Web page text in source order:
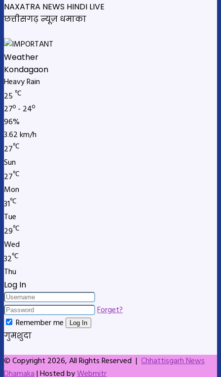
NAXATRA NEWS HINDI LIVE
छत्तीसगढ़ न्यूज़ धमाका
Weather
Kondagaon
Heavy Rain
25 ℃
27º - 24º
96%
3.62 km/h
27℃
Sun
27℃
Mon
31℃
Tue
29℃
Wed
32℃
Thu
Log In
Forget?
Remember me
Log In
गुमशुदा
© Copyright 2026, All Rights Reserved | Chhattisgarh News
Dhamaka| Hosted byWebmitr